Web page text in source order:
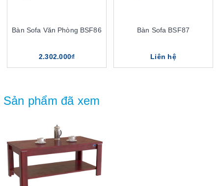
Bàn Sofa Văn Phòng BSF86
2.302.000₫
Bàn Sofa BSF87
Liên hệ
Sản phẩm đã xem